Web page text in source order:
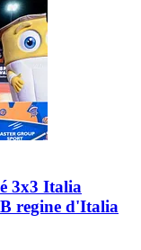
3x3 Italia
regine d'Italia